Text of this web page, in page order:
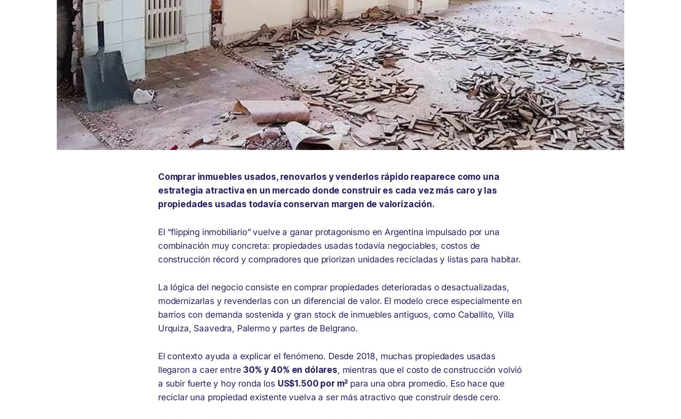
Comprar inmuebles usados, renovarlos y venderlos rápido reaparece como una
estrategia atractiva en un mercado donde construir es cada vez más caro y las
propiedades usadas todavía conservan margen de valorización.
El “flipping inmobiliario” vuelve a ganar protagonismo en Argentina impulsado por una
combinación muy concreta: propiedades usadas todavía negociables, costos de
construcción récord y compradores que priorizan unidades recicladas y listas para habitar.
La lógica del negocio consiste en comprar propiedades deterioradas o desactualizadas,
modernizarlas y revenderlas con un diferencial de valor. El modelo crece especialmente en
barrios con demanda sostenida y gran stock de inmuebles antiguos, como Caballito, Villa
Urquiza, Saavedra, Palermo y partes de Belgrano.
El contexto ayuda a explicar el fenómeno. Desde 2018, muchas propiedades usadas
llegaron a caer entre30% y 40% en dólares, mientras que el costo de construcción volvió
a subir fuerte y hoy ronda los US$1.500 por m² para una obra promedio. Eso hace que
reciclar una propiedad existente vuelva a ser más atractivo que construir desde cero.